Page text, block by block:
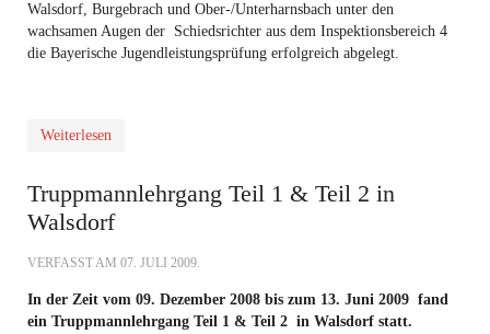
Walsdorf, Burgebrach und Ober-/Unterharnsbach unter den
wachsamen Augen der Schiedsrichter aus dem Inspektionsbereich 4
die Bayerische Jugendleistungsprüfung erfolgreich abgelegt.
Weiterlesen
Truppmannlehrgang Teil 1 & Teil 2 in
Walsdorf
VERFASST AM 07. JULI 2009.
In der Zeit vom 09. Dezember 2008 bis zum 13. Juni 2009 fand
ein Truppmannlehrgang Teil 1 & Teil 2 in Walsdorf statt.